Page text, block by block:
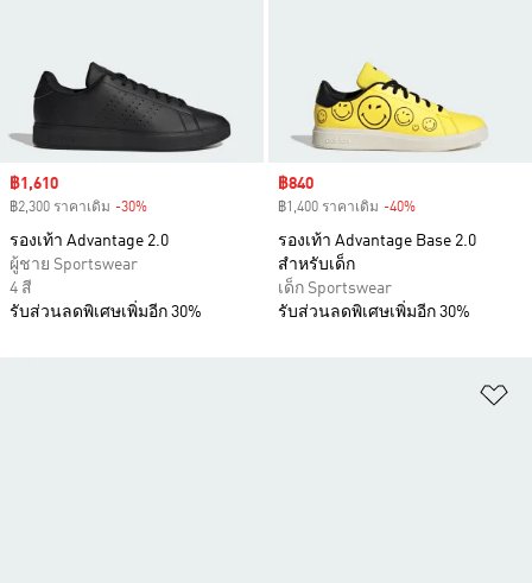
Sale price
฿1,610
฿2,300 ราคาเดิม -30%
รองเท้า Advantage 2.0
ผู้ชาย Sportswear
4 สี
รับส่วนลดพิเศษเพิ่มอีก 30%
Sale price
฿840
฿1,400 ราคาเดิม -40%
รองเท้า Advantage Base 2.0
สำหรับเด็ก
เด็ก Sportswear
รับส่วนลดพิเศษเพิ่มอีก 30%